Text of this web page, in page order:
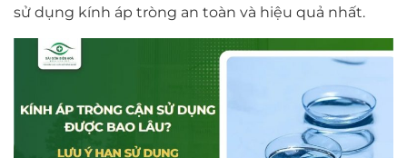
sử dụng kính áp tròng an toàn và hiệu quả nhất.